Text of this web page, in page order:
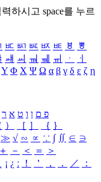
하시고 space를 누르
ㅳ ㅴ ㅵ ㅶ ㅷ ㅸ
ㅹ
ㆈ ㆉ ㆊ ㆋ ㆌ ㆍ
ㆎ
Υ Φ Χ Ψ Ω α β γ δ ε ζ η
פ ם ן ו ט א ר
） ［ ］ ｛ ｝
≫ √ ∽ ∝ ∵ ∫ ∬ ∈ ∋
＋ － ＜ ＝
＞
¡ ¿ ː ！ ＇ ， ． ／
：